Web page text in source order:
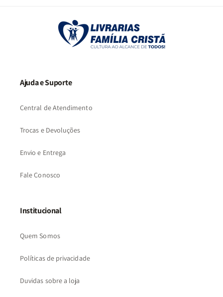
Ajuda e Suporte
Central de Atendimento
Trocas e Devoluções
Envio e Entrega
Fale Conosco
Institucional
Quem Somos
Políticas de privacidade
Duvidas sobre a loja